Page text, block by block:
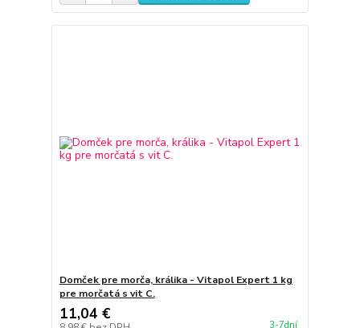
Domček pre morča, králika - Vitapol Expert 1 kg
pre morčatá s vit C.
11,04 €
3-7dní